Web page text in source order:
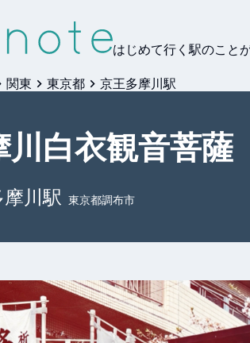
はじめて行く駅のこと
関東 東京都 京王多摩川駅
川白衣観音菩薩
摩川駅
東京都調布市